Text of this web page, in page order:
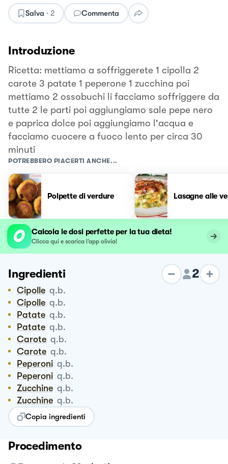
Salva · 2 Commenta
Introduzione
Ricetta: mettiamo a soffriggerete 1 cipolla 2
carote 3 patate 1 peperone 1 zucchina poi
mettiamo 2 ossobuchi li facciamo soffriggere da
tutte 2 le parti poi aggiungiamo sale pepe nero
e paprica dolce poi aggiungiamo l'acqua e
facciamo cuocere a fuoco lento per circa 30
minuti
POTREBBERO PIACERTI ANCHE...
Polpette di verdure Lasagne alle
Calcola le dosi perfette per la tua dieta!
Clicca qui e scarica l’app olivia!
Ingredienti 2
Cipolle q.b.
Cipolle q.b.
Patate q.b.
Patate q.b.
Carote q.b.
Carote q.b.
Peperoni q.b.
Peperoni q.b.
Zucchine q.b.
Zucchine q.b.
Copia ingredienti
Procedimento